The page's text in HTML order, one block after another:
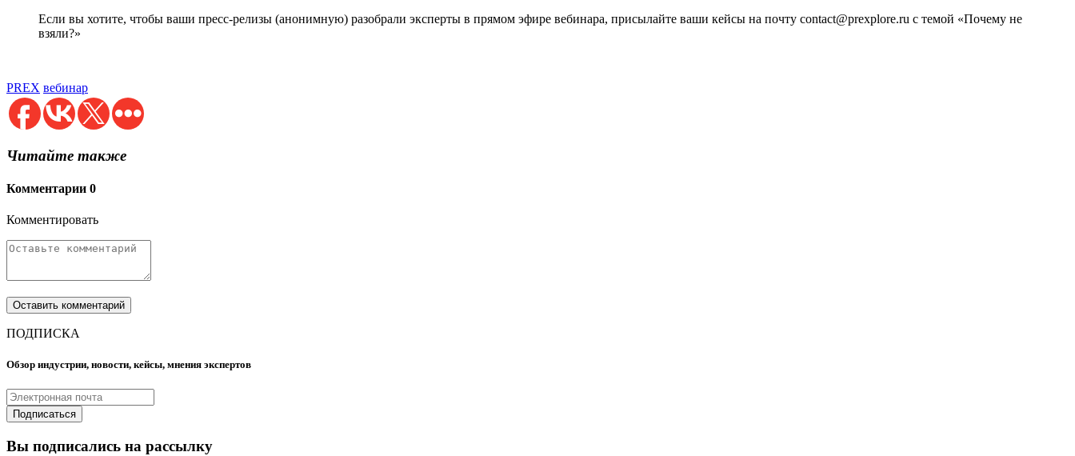
Если вы хотите, чтобы ваши пресс-релизы (анонимную) разобрали эксперты в прямом эфире вебинара, присылайте ваши кейсы на почту contact@prexplore.ru с темой «Почему не
взяли?»
PREX вебинар
Читайте также
Комментарии 0
Комментировать
ПОДПИСКА
Обзор индустрии, новости, кейсы, мнения экспертов
Вы подписались на рассылку